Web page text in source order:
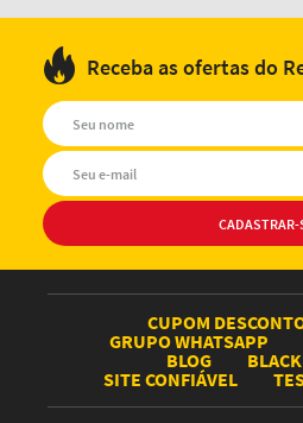
Receba as ofertas do
CUPOM
GRUPO WHATSAPP
BLOG
SITE CONFIÁVEL